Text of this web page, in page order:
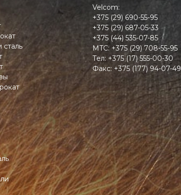
сталь
Velcom:
+375 (29) 690-55-95
+375 (29) 687-05-33
+375 (44) 535-07-85
MTC: +375 (29) 708-55-95
Тел: +375 (17) 555-00-30
Факс: +375 (177) 94-07-49